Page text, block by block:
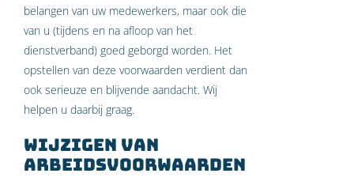
belangen van uw medewerkers, maar ook die
van u (tijdens en na afloop van het
dienstverband) goed geborgd worden. Het
opstellen van deze voorwaarden verdient dan
ook serieuze en blijvende aandacht. Wij
helpen u daarbij graag.
Wijzigen van
arbeidsvoorwaarden